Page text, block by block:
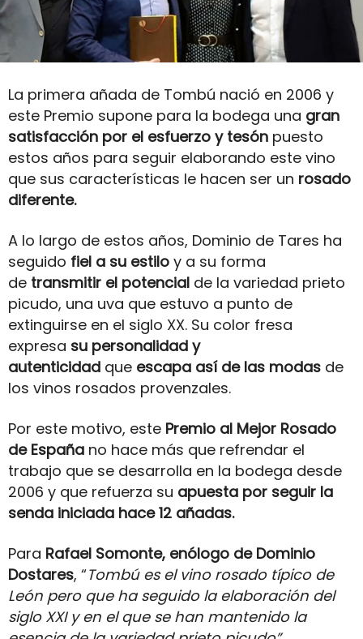
La primera añada de Tombú nació en 2006 y
este Premio supone para la bodega una gran
satisfacción por el esfuerzo y tesón puesto
estos años para seguir elaborando este vino
que sus características le hacen ser un rosado
diferente.
A lo largo de estos años, Dominio de Tares ha
seguido fiel a su estilo y a su forma
de transmitir el potencial de la variedad prieto
picudo, una uva que estuvo a punto de
extinguirse en el siglo XX. Su color fresa
expresa su personalidad y
autenticidad que escapa así de las modas de
los vinos rosados provenzales.
Por este motivo, este Premio al Mejor Rosado
de España no hace más que refrendar el
trabajo que se desarrolla en la bodega desde
2006 y que refuerza su apuesta por seguir la
senda iniciada hace 12 añadas.
Para Rafael Somonte, enólogo de Dominio
Dostares, “Tombú es el vino rosado típico de
León pero que ha seguido la elaboración del
siglo XXI y en el que se han mantenido la